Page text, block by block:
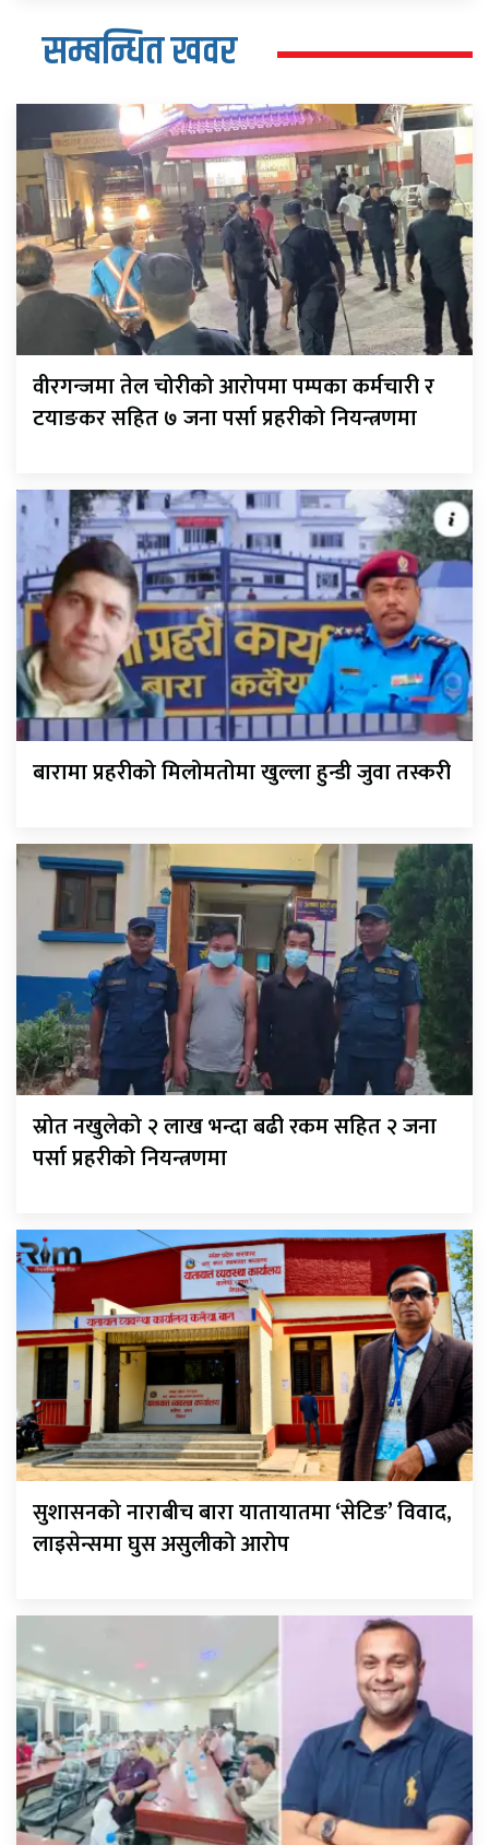
सम्बन्धित खवर
वीरगन्जमा तेल चोरीको आरोपमा पम्पका कर्मचारी र
टयाङकर सहित ७ जना पर्सा प्रहरीको नियन्त्रणमा
बारामा प्रहरीको मिलोमतोमा खुल्ला हुन्डी जुवा तस्करी
स्रोत नखुलेको २ लाख भन्दा बढी रकम सहित २ जना
पर्सा प्रहरीको नियन्त्रणमा
सुशासनको नाराबीच बारा यातायातमा ‘सेटिङ’ विवाद,
लाइसेन्समा घुस असुलीको आरोप